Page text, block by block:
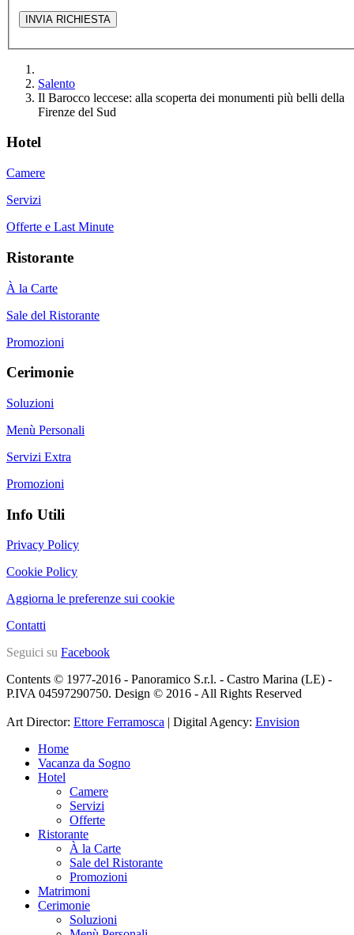
Salento
Il Barocco leccese: alla scoperta dei monumenti più belli della
Firenze del Sud
Hotel
Camere
Servizi
Offerte e Last Minute
Ristorante
À la Carte
Sale del Ristorante
Promozioni
Cerimonie
Soluzioni
Menù Personali
Servizi Extra
Promozioni
Info Utili
Privacy Policy
Cookie Policy
Aggiorna le preferenze sui cookie
Contatti
Seguici su Facebook
Contents © 1977-2016 - Panoramico S.r.l. - Castro Marina (LE) -
P.IVA 04597290750. Design © 2016 - All Rights Reserved
Art Director: Ettore Ferramosca | Digital Agency: Envision
Home
Vacanza da Sogno
Hotel
Camere
Servizi
Offerte
Ristorante
À la Carte
Sale del Ristorante
Promozioni
Matrimoni
Cerimonie
Soluzioni